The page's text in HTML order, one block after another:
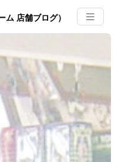
ム 店舗ブログ）